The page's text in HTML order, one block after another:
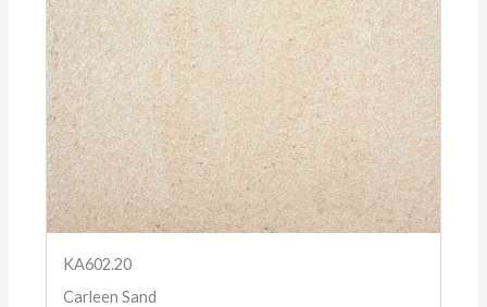
KA602.20
Carleen Sand